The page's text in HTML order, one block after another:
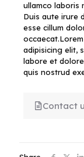
ullamco laboris
Duis aute irure
esse cillum
adipisicing elit,
labore et dolore
quis nostrud
Contact